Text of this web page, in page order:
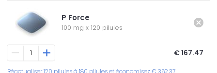
P Force
100 mg x 120 pilules
€ 167.47
Réactualiser 120 pilules à 180 pilules et économisez € 362.37